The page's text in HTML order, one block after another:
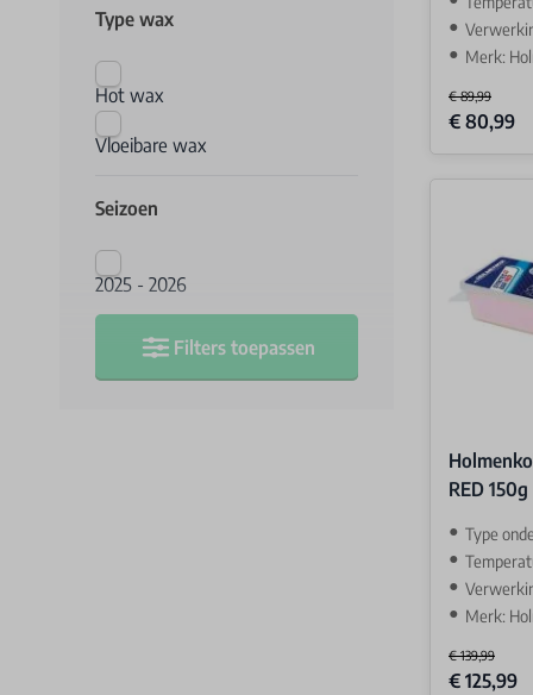
Type wax
Hot wax
Vloeibare wax
Seizoen
2025 - 2026
Filters toepassen
Merk:
€ 89,99
Special Price
€ 80,99
RED 150g
Type
Merk:
€ 139,99
Special Price
€ 125,99